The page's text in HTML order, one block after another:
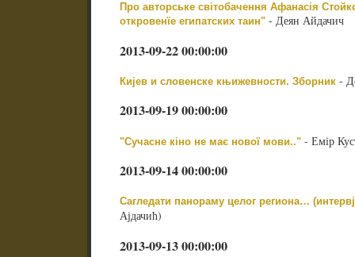
Про авторське світобачення Афанасія
откровенїе египатских таин"- Деян Айдачич
2013-09-22 00:00:00
Кијев и словенске књижевности. Зборник-
2013-09-19 00:00:00
"Сучасне кіно не має нової мови.."- Емір
2013-09-14 00:00:00
Сагледати панораму целог региона…
Ајдачић)
2013-09-13 00:00:00